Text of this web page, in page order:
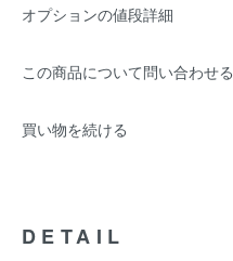
オプションの値段詳細
この商品について問い合わせる
買い物を続ける
DETAIL